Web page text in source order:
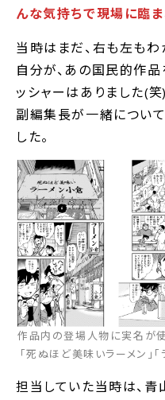
んな気持ちで現場に臨ま
当時はまだ、右も左もわ
自分が、あの国民的作
ッシャーはありました(笑
副編集長が一緒について
した。
作品内の登場人物に実名が
｢死ぬほど美味いラーメン｣
担当していた当時は、